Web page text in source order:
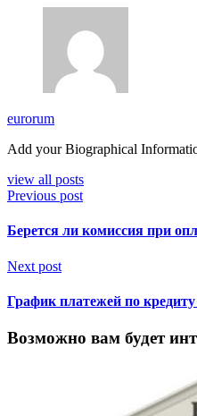
eurorum
Add your Biographical
view all posts
Previous post
Берется ли комиссия при
Next post
График платежей по кредиту
Возможно вам будет